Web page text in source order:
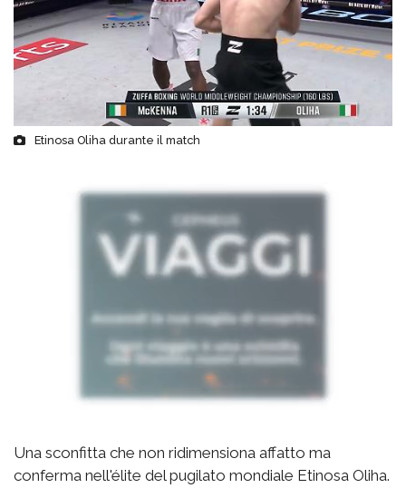
Etinosa Oliha durante il match
Una sconfitta che non ridimensiona affatto ma
conferma nell'élite del pugilato mondiale Etinosa Oliha.